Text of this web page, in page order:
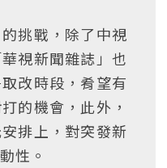
挑戰，除了中視
視新聞雜誌」也
改時段，肴望有
的機會，此外，
排上，對突發新
性。